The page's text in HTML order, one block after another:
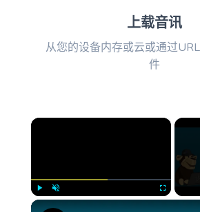
上载音讯
从您的设备内存或云或通过
件
×